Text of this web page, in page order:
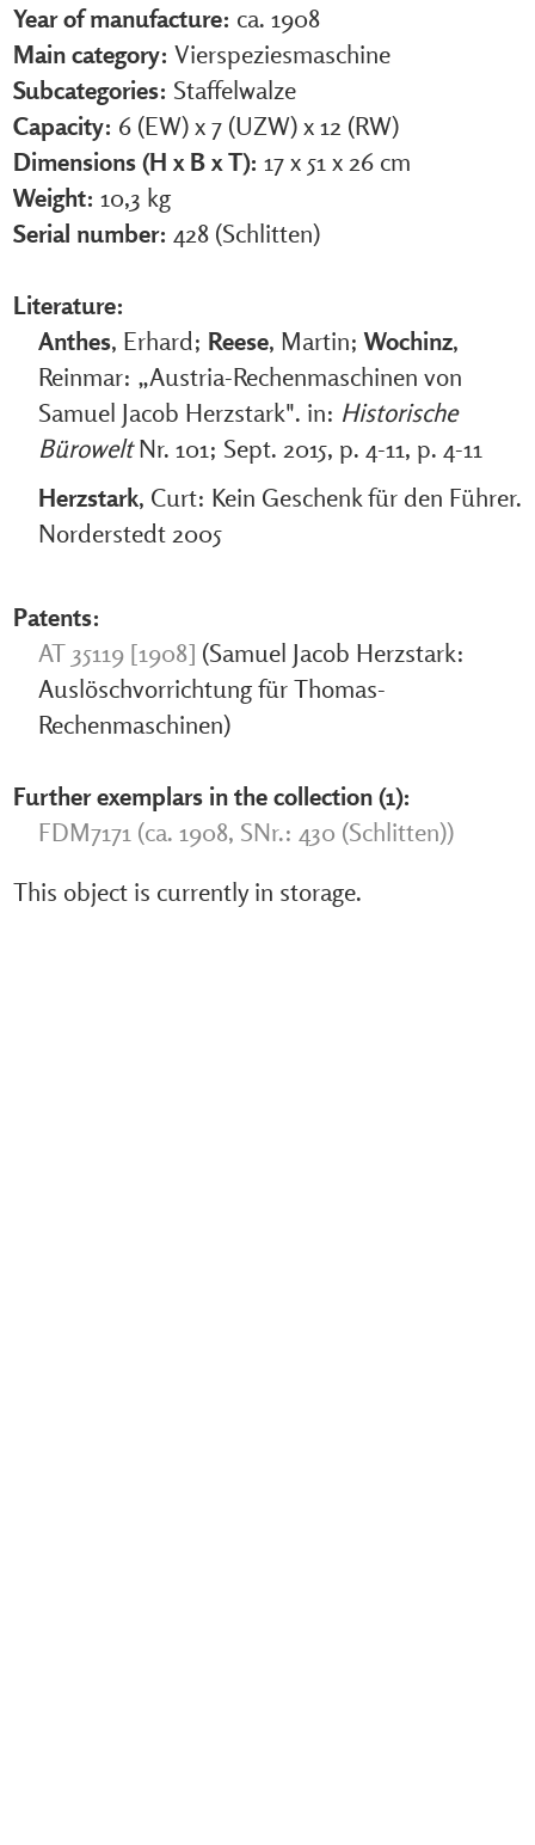
Year of manufacture: ca. 1908
Main category: Vierspeziesmaschine
Subcategories: Staffelwalze
Capacity: 6 (EW) x 7 (UZW) x 12 (RW)
Dimensions (H x B x T): 17 x 51 x 26 cm
Weight: 10,3 kg
Serial number: 428 (Schlitten)
Literature:
Anthes, Erhard; Reese, Martin;Wochinz,
Reinmar: „Austria-Rechenmaschinen von
Samuel Jacob Herzstark". in: Historische
BüroweltNr. 101; Sept. 2015, p. 4-11, p. 4-11
Herzstark, Curt: Kein Geschenk für den Führer.
Norderstedt 2005
Patents:
AT 35119 [1908] (Samuel Jacob Herzstark:
Auslöschvorrichtung für Thomas-
Rechenmaschinen)
Further exemplars in the collection (1):
FDM7171 (ca. 1908, SNr.: 430 (Schlitten))
This object is currently in storage.